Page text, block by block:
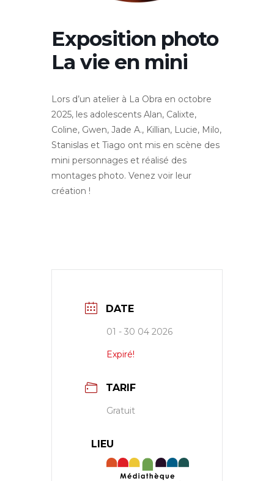
Exposition photo
La vie en mini
Lors d’un atelier à La Obra en octobre
2025, les adolescents Alan, Calixte,
Coline, Gwen, Jade A., Killian, Lucie, Milo,
Stanislas et Tiago ont mis en scène des
mini personnages et réalisé des
montages photo. Venez voir leur
création !
DATE
01 - 30 04 2026
Expiré!
TARIF
Gratuit
LIEU